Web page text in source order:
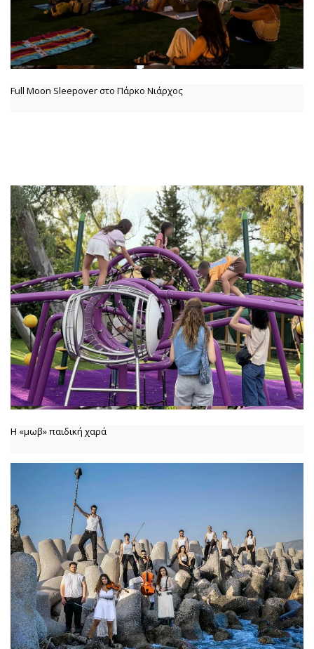
Full Moon Sleepover στο Πάρκο Νιάρχος
Η «μωβ» παιδική χαρά